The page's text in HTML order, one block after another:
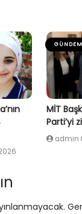
GÜNDEM
MİT
Parti’yi
admin